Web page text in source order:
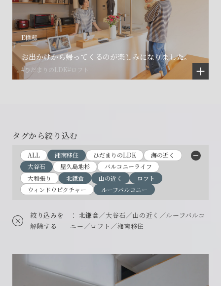
E様邸
お出かけから帰ってくるのが楽しみになりました。
#ひだまりのLDK#ロフト
タグから絞り込む
ALL 湘南移住 ひだまりのLDK
海の近く
大谷石
屋久島地杉
バルコニーライフ
大和張り
北鎌倉 山の近く
ロフト
ウィンドウピクチャー
ルーフバルコニー
絞り込みを
解除する
： 北鎌倉／大谷石／山の近く／ルーフバルコ
ニー／ロフト／湘南移住